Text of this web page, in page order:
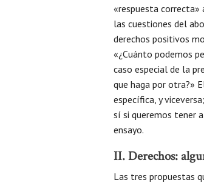
«respuesta correcta»
las cuestiones del
derechos positivos
«¿Cuánto podemos
caso especial de la
que haga por otra?»
específica, y
sí si queremos tener
ensayo.
II. Derechos:
Las tres propuestas